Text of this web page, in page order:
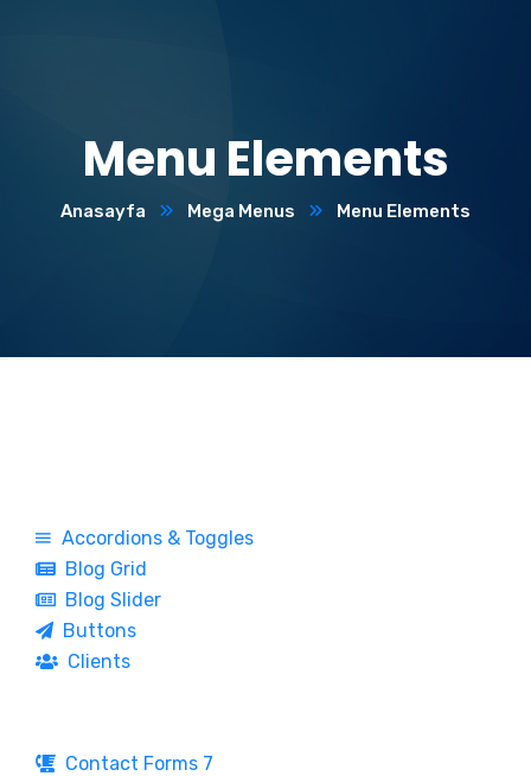
Menu Elements
Anasayfa Mega Menus Menu Elements
Accordions & Toggles
Blog Grid
Blog Slider
Buttons
Clients
Contact Forms 7